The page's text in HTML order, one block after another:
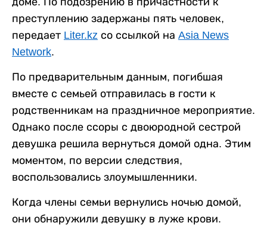
преступлению задержаны пять человек,
передает Liter.kz со ссылкой на Asia News
Network.
По предварительным данным, погибшая
вместе с семьей отправилась в гости к
родственникам на праздничное мероприятие.
Однако после ссоры с двоюродной сестрой
девушка решила вернуться домой одна. Этим
моментом, по версии следствия,
воспользовались злоумышленники.
Когда члены семьи вернулись ночью домой,
они обнаружили девушку в луже крови.